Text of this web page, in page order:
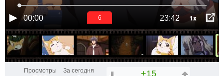
00:00 23:42 1x
6
Просмотры За сегодня +15